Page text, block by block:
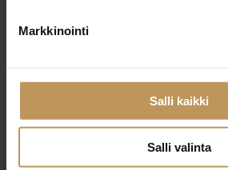
Markkinointi
Salli kaikki
Salli valinta
CMYK
Sininen: C100 M85 Y33 K16